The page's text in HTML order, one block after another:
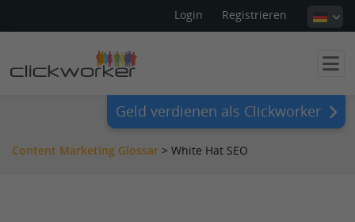
Login Registrieren
Geld verdienen als Clickworker
Content Marketing Glossar > White Hat SEO